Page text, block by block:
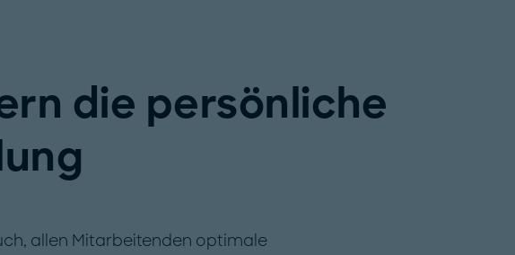
die persönliche
allen Mitarbeitenden optimale